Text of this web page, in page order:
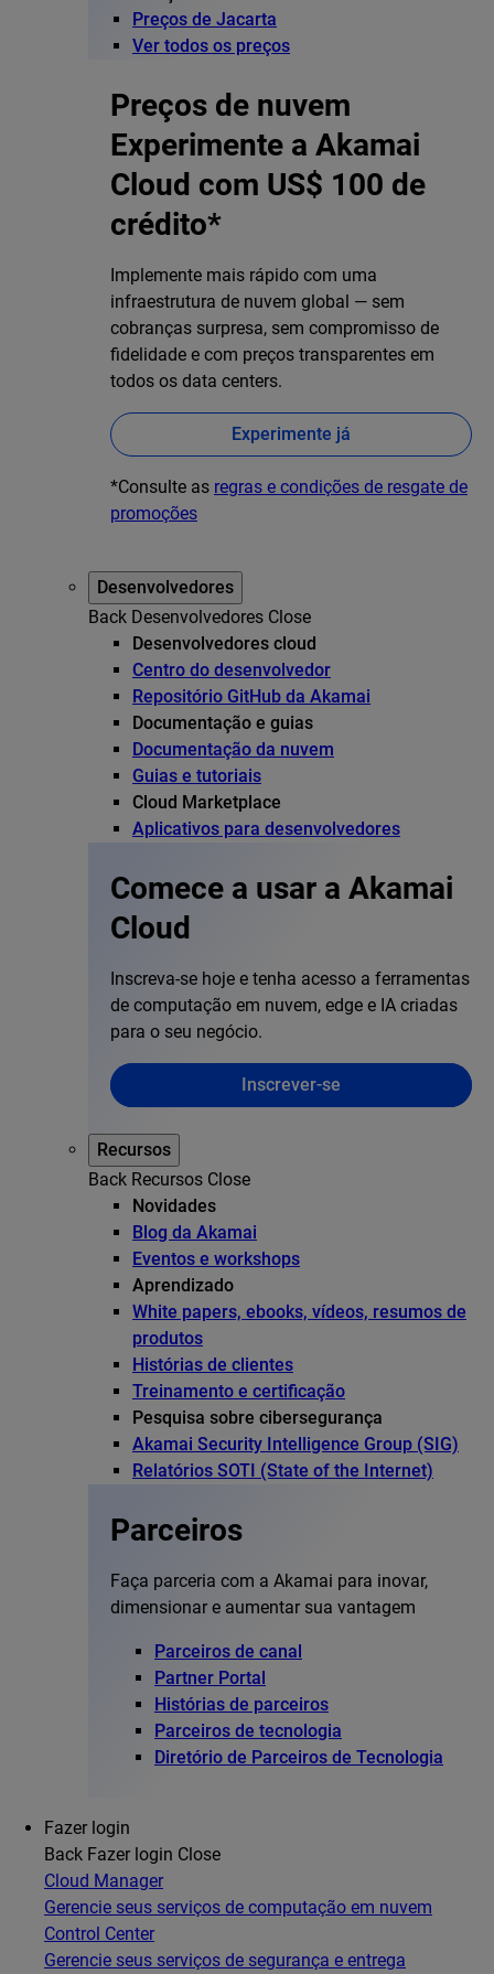
Preços de Jacarta
Ver todos os preços
Preços de nuvem
Experimente a Akamai
Cloud com US$ 100 de
crédito*
Implemente mais rápido com uma
infraestrutura de nuvem global — sem
cobranças surpresa, sem compromisso de
fidelidade e com preços transparentes em
todos os data centers.
Experimente já
*Consulte as regras e condições de resgate de
promoções
Desenvolvedores
Back Desenvolvedores Close
Desenvolvedores cloud
Centro do desenvolvedor
Repositório GitHub da Akamai
Documentação e guias
Documentação da nuvem
Guias e tutoriais
Cloud Marketplace
Aplicativos para desenvolvedores
Comece a usar a Akamai
Cloud
Inscreva-se hoje e tenha acesso a ferramentas
de computação em nuvem, edge e IA criadas
para o seu negócio.
Inscrever-se
Recursos
Back Recursos Close
Novidades
Blog da Akamai
Eventos e workshops
Aprendizado
White papers, ebooks, vídeos, resumos de
produtos
Histórias de clientes
Treinamento e certificação
Pesquisa sobre cibersegurança
Akamai Security Intelligence Group (SIG)
Relatórios SOTI (State of the Internet)
Parceiros
Faça parceria com a Akamai para inovar,
dimensionar e aumentar sua vantagem
Parceiros de canal
Partner Portal
Histórias de parceiros
Parceiros de tecnologia
Diretório de Parceiros de Tecnologia
Fazer login
Back Fazer login Close
Cloud Manager
Gerencie seus serviços de computação em nuvem
Control Center
Gerencie seus serviços de segurança e entrega